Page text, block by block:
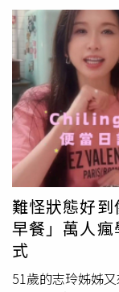
勳雖然回不來了，
出一步、保護更多
意義。回述整起事
國中發生校園割
不要破壞公物，
承勳發生衝突，
平息雙方情緒，
口猛刺多刀，造成
傷重不治。案件震
園安全及未成年重
理資優生，積極準
因這場悲劇戛然而
起校園命案，而是
於《兒童及少年福
900萬冊。故事描
少女 「可可」，
的世界，在與夥伴
世界深藏的真相。
膩精緻的畫風與獨
視提供）為了呈
情感，中文配音
笭透露，自己特
毅」的方式詮釋角
角色複雜的內心
大家都能像奇夫
難怪狀態好到
早餐」萬人
式
51歲的志玲姊姊